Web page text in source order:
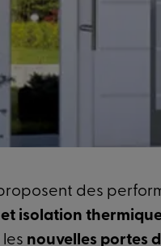
des
isolation
nouvelles portes